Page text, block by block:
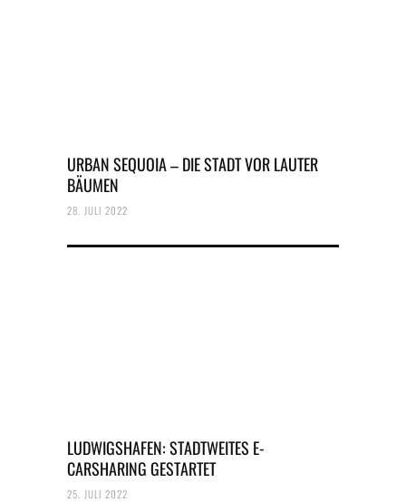
URBAN SEQUOIA – DIE STADT VOR LAUTER
BÄUMEN
28. JULI 2022
LUDWIGSHAFEN: STADTWEITES E-
CARSHARING GESTARTET
25. JULI 2022